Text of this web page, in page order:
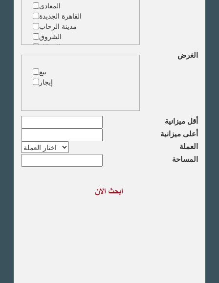
المعادى
القاهرة الجديدة
مدينة الرحاب
الشروق
الزمالك
جاردن سيتى
دقى
المهندسين
الجيزة
وسط البلد
مصر الجديدة
مدينة نصر
السادس من اكتوبر
الشيخ زايد
الصحراوى
الغرض
بيع
إيجار
أقل ميزانية
أعلى ميزانية
العملة
المساحة